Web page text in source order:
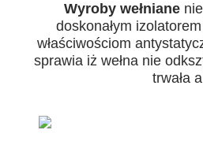
Wyroby wełniane
doskonałym
właściwościom
sprawia iż wełna nie
trwała